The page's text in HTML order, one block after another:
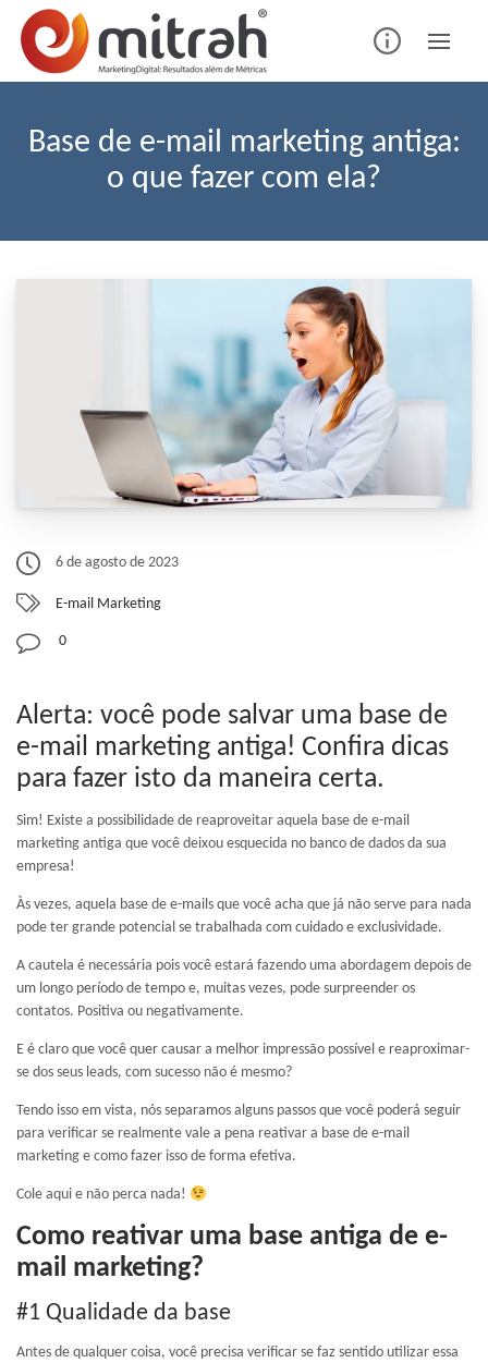
Skip
content
Base de e-mail marketing antiga:
o que fazer com ela?
6 de agosto de 2023
E-mail Marketing
0
Alerta: você pode salvar uma base de
e-mail marketing antiga! Confira dicas
para fazer isto da maneira certa.
Sim! Existe a possibilidade de reaproveitar aquela base de e-mail
marketing antiga que você deixou esquecida no banco de dados da sua
empresa!
Às vezes, aquela base de e-mails que você acha que já não serve para nada
pode ter grande potencial se trabalhada com cuidado e exclusividade.
A cautela é necessária pois você estará fazendo uma abordagem depois de
um longo período de tempo e, muitas vezes, pode surpreender os
contatos. Positiva ou negativamente.
E é claro que você quer causar a melhor impressão possível e reaproximar-
se dos seus leads, com sucesso não é mesmo?
Tendo isso em vista, nós separamos alguns passos que você poderá seguir
para verificar se realmente vale a pena reativar a base de e-mail
marketing e como fazer isso de forma efetiva.
Cole aqui e não perca nada!
Como reativar uma base antiga de e-
mail marketing?
#1 Qualidade da base
Antes de qualquer coisa, você precisa verificar se faz sentido utilizar essa